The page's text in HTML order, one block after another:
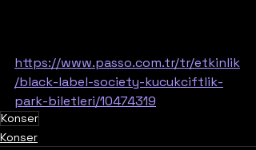
https://www.passo.com.tr/tr/etkinlik
/black-label-society-kucukciftlik-
park-biletleri/10474319
Konser
Konser